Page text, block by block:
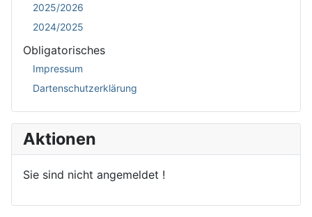
2025/2026
2024/2025
Obligatorisches
Impressum
Dartenschutzerklärung
Aktionen
Sie sind nicht angemeldet !